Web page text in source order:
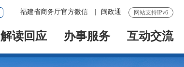
网站支持IPv6
福建省商务厅官方微信 闽政通
解读回应 办事服务 互动交流